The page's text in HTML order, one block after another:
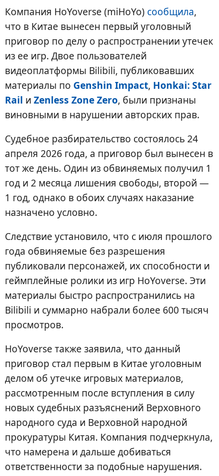
Компания HoYoverse (miHoYo) сообщила,
что в Китае вынесен первый уголовный
приговор по делу о распространении утечек
из ее игр. Двое пользователей
видеоплатформы Bilibili, публиковавших
материалы по Genshin Impact, Honkai: Star
Rail и Zenless Zone Zero, были признаны
виновными в нарушении авторских прав.
Судебное разбирательство состоялось 24
апреля 2026 года, а приговор был вынесен в
тот же день. Один из обвиняемых получил 1
год и 2 месяца лишения свободы, второй —
1 год, однако в обоих случаях наказание
назначено условно.
Следствие установило, что с июля прошлого
года обвиняемые без разрешения
публиковали персонажей, их способности и
геймплейные ролики из игр HoYoverse. Эти
материалы быстро распространились на
Bilibili и суммарно набрали более 600 тысяч
просмотров.
HoYoverse также заявила, что данный
приговор стал первым в Китае уголовным
делом об утечке игровых материалов,
рассмотренным после вступления в силу
новых судебных разъяснений Верховного
народного суда и Верховной народной
прокуратуры Китая. Компания подчеркнула,
что намерена и дальше добиваться
ответственности за подобные нарушения.